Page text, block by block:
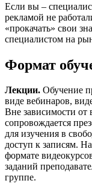
Если вы –
рекламой не
«прокачать» свои
специалистом на
Формат
Лекции. Обучение
виде вебинаров,
Вне зависимости от
сопровождается
для изучения в
доступ к записям.
формате
заданий
группе.